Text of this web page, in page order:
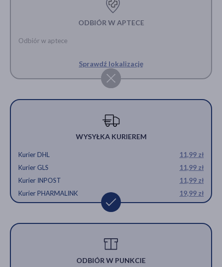
ODBIÓR W APTECE
Odbiór w aptece
Sprawdź lokalizację
WYSYŁKA KURIEREM
Kurier DHL
11,99 zł
Kurier GLS
11,99 zł
Kurier INPOST
11,99 zł
Kurier PHARMALINK
19,99 zł
ODBIÓR W PUNKCIE